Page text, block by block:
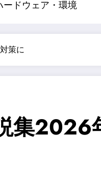
ードウェア・環境
策に
集